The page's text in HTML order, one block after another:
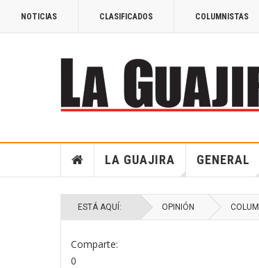
NOTICIAS CLASIFICADOS COLUMNISTAS
LA GUAJIRA GENERAL
ESTÁ AQUÍ: OPINIÓN
Comparte:
0